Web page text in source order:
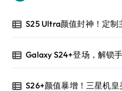
S25 Ultra颜值封神！定制
Galaxy S24+登场，解锁
S26+颜值暴增！三星机